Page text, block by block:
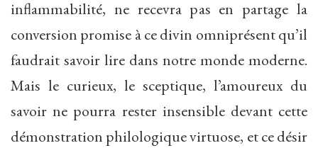
inflammabilité, ne recevra pas en partage la
conversion promise à ce divin omniprésent qu’il
faudrait savoir lire dans notre monde moderne.
Mais le curieux, le sceptique, l’amoureux du
savoir ne pourra rester insensible devant cette
démonstration philologique virtuose, et ce désir